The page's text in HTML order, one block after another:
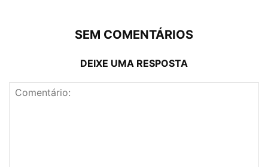
SEM COMENTÁRIOS
DEIXE UMA RESPOSTA